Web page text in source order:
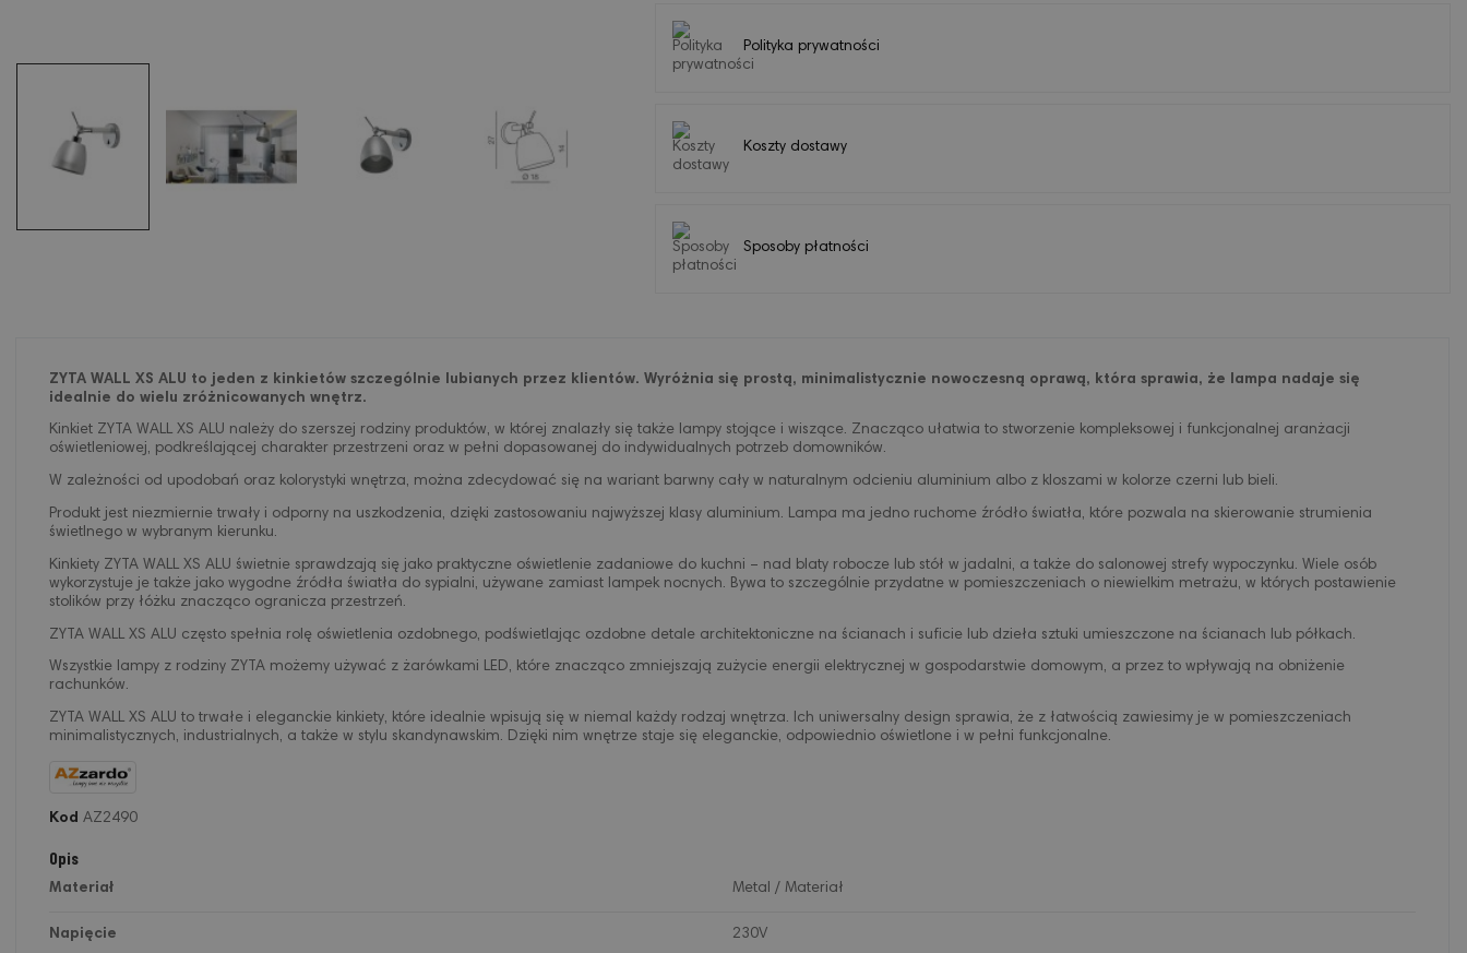
Polityka prywatności
Koszty dostawy
Sposoby płatności
ZYTA WALL XS ALU to jeden z kinkietów szczególnie lubianych przez klientów. Wyróżnia się prostą, minimalistycznie nowoczesną oprawą, która sprawia, że lampa nadaje się
idealnie do wielu zróżnicowanych wnętrz.
Kinkiet ZYTA WALL XS ALU należy do szerszej rodziny produktów, w której znalazły się także lampy stojące i wiszące. Znacząco ułatwia to stworzenie kompleksowej i funkcjonalnej aranżacji
oświetleniowej, podkreślającej charakter przestrzeni oraz w pełni dopasowanej do indywidualnych potrzeb domowników.
W zależności od upodobań oraz kolorystyki wnętrza, można zdecydować się na wariant barwny cały w naturalnym odcieniu aluminium albo z kloszami w kolorze czerni lub bieli.
Produkt jest niezmiernie trwały i odporny na uszkodzenia, dzięki zastosowaniu najwyższej klasy aluminium. Lampa ma jedno ruchome źródło światła, które pozwala na skierowanie strumienia
świetlnego w wybranym kierunku.
Kinkiety ZYTA WALL XS ALU świetnie sprawdzają się jako praktyczne oświetlenie zadaniowe do kuchni – nad blaty robocze lub stół w jadalni, a także do salonowej strefy wypoczynku. Wiele osób
wykorzystuje je także jako wygodne źródła światła do sypialni, używane zamiast lampek nocnych. Bywa to szczególnie przydatne w pomieszczeniach o niewielkim metrażu, w których postawienie
stolików przy łóżku znacząco ogranicza przestrzeń.
ZYTA WALL XS ALU często spełnia rolę oświetlenia ozdobnego, podświetlając ozdobne detale architektoniczne na ścianach i suficie lub dzieła sztuki umieszczone na ścianach lub półkach.
Wszystkie lampy z rodziny ZYTA możemy używać z żarówkami LED, które znacząco zmniejszają zużycie energii elektrycznej w gospodarstwie domowym, a przez to wpływają na obniżenie
rachunków.
ZYTA WALL XS ALU to trwałe i eleganckie kinkiety, które idealnie wpisują się w niemal każdy rodzaj wnętrza. Ich uniwersalny design sprawia, że z łatwością zawiesimy je w pomieszczeniach
minimalistycznych, industrialnych, a także w stylu skandynawskim. Dzięki nim wnętrze staje się eleganckie, odpowiednio oświetlone i w pełni funkcjonalne.
Kod AZ2490
Opis
Materiał Metal / Materiał
Napięcie 230V